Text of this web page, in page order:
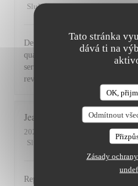
Tato stránka
dává ti na
OK,
Odmítnout
Zásady
Služba: 5/5 Atmosféra: 5/5
De l'accueil souriant et
qualité et la présentation de
service du vin, nous avons
revenir. Bravo & merci +++
Jean Louis
2026-07-30
- 13:00 - Hosté 2
Služba
4/5
Repas excellent de l’entrée au